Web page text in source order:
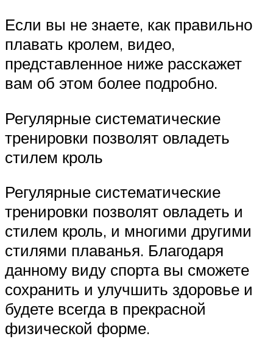
Если вы не знаете, как правильно
плавать кролем, видео,
представленное ниже расскажет
вам об этом более подробно.
Регулярные систематические
тренировки позволят овладеть
стилем кроль
Регулярные систематические
тренировки позволят овладеть и
стилем кроль, и многими другими
стилями плаванья. Благодаря
данному виду спорта вы сможете
сохранить и улучшить здоровье и
будете всегда в прекрасной
физической форме.